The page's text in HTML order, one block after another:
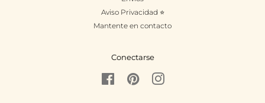
Aviso Privacidad ⭐
Mantente en contacto
Conectarse
FacebookPinterestInstagram